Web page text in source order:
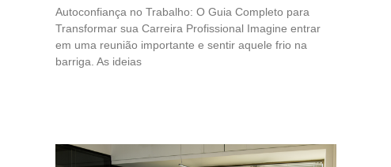
Autoconfiança no Trabalho: O Guia Completo para
Transformar sua Carreira Profissional Imagine entrar
em uma reunião importante e sentir aquele frio na
barriga. As ideias